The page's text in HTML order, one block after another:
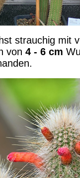
strauchig mit
von 4 - 6 cm